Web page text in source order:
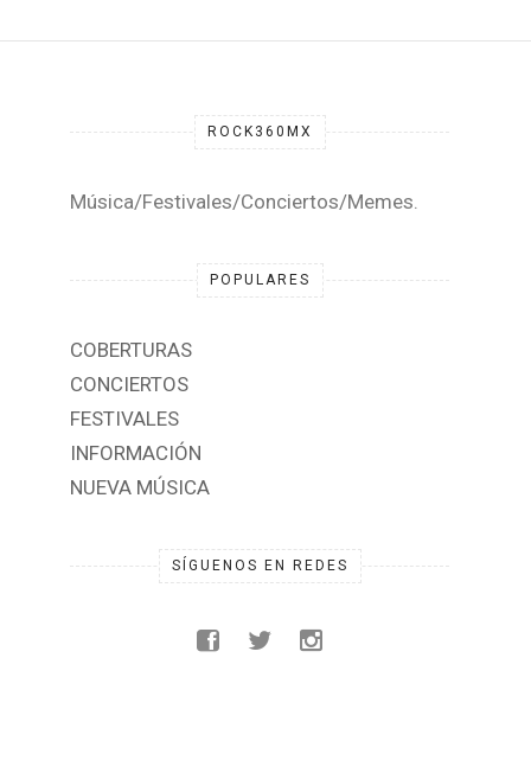
ROCK360MX
Música/Festivales/Conciertos/Memes.
POPULARES
COBERTURAS
CONCIERTOS
FESTIVALES
INFORMACIÓN
NUEVA MÚSICA
SÍGUENOS EN REDES